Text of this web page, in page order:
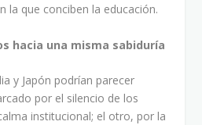
la que conciben la educación.
hacia una misma sabiduría
y Japón podrían parecer
por el silencio de los
institucional; el otro, por la